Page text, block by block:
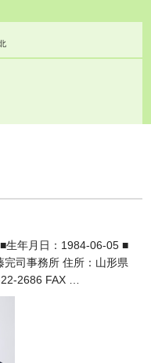
生年月日：1984-06-05 ■
司事務所 住所：山形県
2686 FAX …